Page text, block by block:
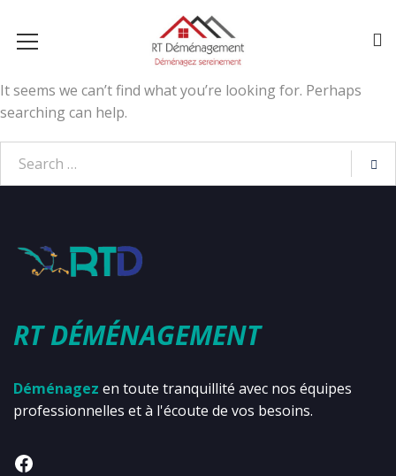
It seems we can’t find what you’re looking for. Perhaps
searching can help.
RT DÉMÉNAGEMENT
Déménagez en toute tranquillité avec nos équipes
professionnelles et à l'écoute de vos besoins.